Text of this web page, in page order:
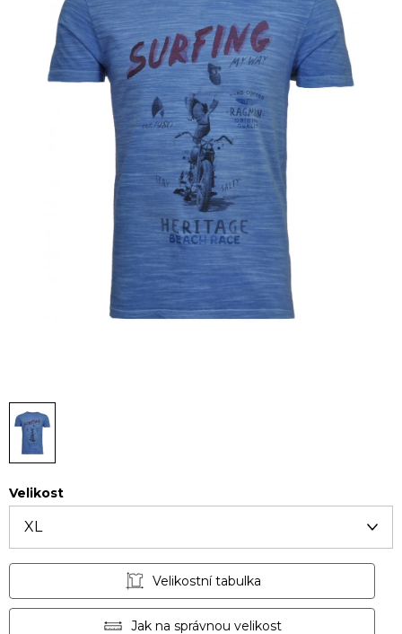
Velikost
Velikostní tabulka
Jak na správnou velikost